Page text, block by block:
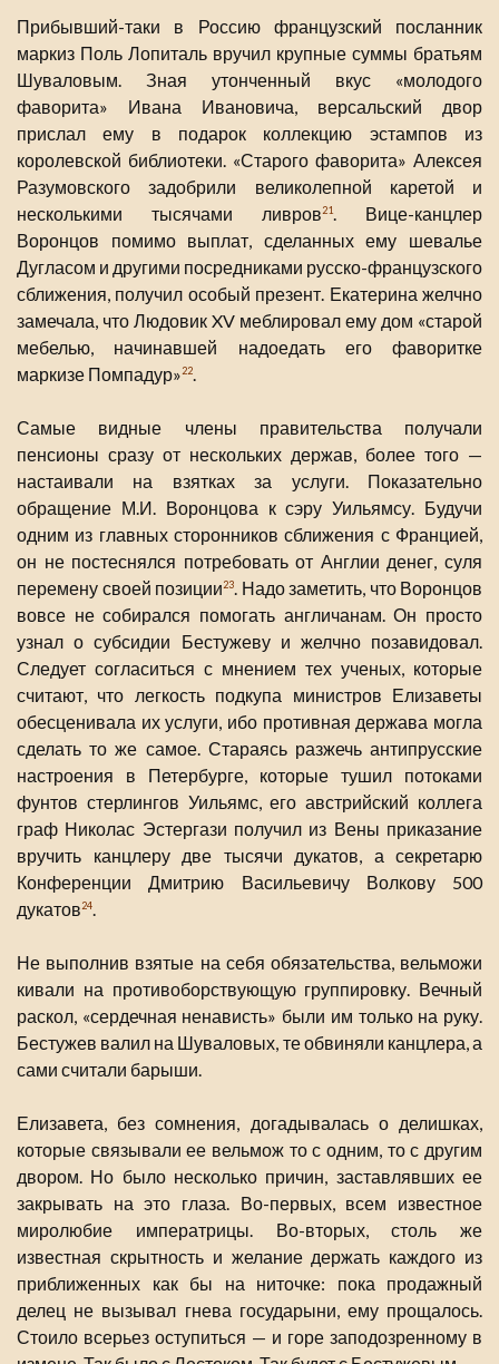
Прибывший-таки в Россию французский посланник
маркиз Поль Лопиталь вручил крупные суммы братьям
Шуваловым. Зная утонченный вкус «молодого
фаворита» Ивана Ивановича, версальский двор
прислал ему в подарок коллекцию эстампов из
королевской библиотеки. «Старого фаворита» Алексея
Разумовского задобрили великолепной каретой и
несколькими тысячами ливров21. Вице-канцлер
Воронцов помимо выплат, сделанных ему шевалье
Дугласом и другими посредниками русско-французского
сближения, получил особый презент. Екатерина желчно
замечала, что Людовик XV меблировал ему дом «старой
мебелью, начинавшей надоедать его фаворитке
маркизе Помпадур»22.
Самые видные члены правительства получали
пенсионы сразу от нескольких держав, более того —
настаивали на взятках за услуги. Показательно
обращение М.И. Воронцова к сэру Уильямсу. Будучи
одним из главных сторонников сближения с Францией,
он не постеснялся потребовать от Англии денег, суля
перемену своей позиции23. Надо заметить, что Воронцов
вовсе не собирался помогать англичанам. Он просто
узнал о субсидии Бестужеву и желчно позавидовал.
Следует согласиться с мнением тех ученых, которые
считают, что легкость подкупа министров Елизаветы
обесценивала их услуги, ибо противная держава могла
сделать то же самое. Стараясь разжечь антипрусские
настроения в Петербурге, которые тушил потоками
фунтов стерлингов Уильямс, его австрийский коллега
граф Николас Эстергази получил из Вены приказание
вручить канцлеру две тысячи дукатов, а секретарю
Конференции Дмитрию Васильевичу Волкову 500
дукатов24.
Не выполнив взятые на себя обязательства, вельможи
кивали на противоборствующую группировку. Вечный
раскол, «сердечная ненависть» были им только на руку.
Бестужев валил на Шуваловых, те обвиняли канцлера, а
сами считали барыши.
Елизавета, без сомнения, догадывалась о делишках,
которые связывали ее вельмож то с одним, то с другим
двором. Но было несколько причин, заставлявших ее
закрывать на это глаза. Во-первых, всем известное
миролюбие императрицы. Во-вторых, столь же
известная скрытность и желание держать каждого из
приближенных как бы на ниточке: пока продажный
делец не вызывал гнева государыни, ему прощалось.
Стоило всерьез оступиться — и горе заподозренному в